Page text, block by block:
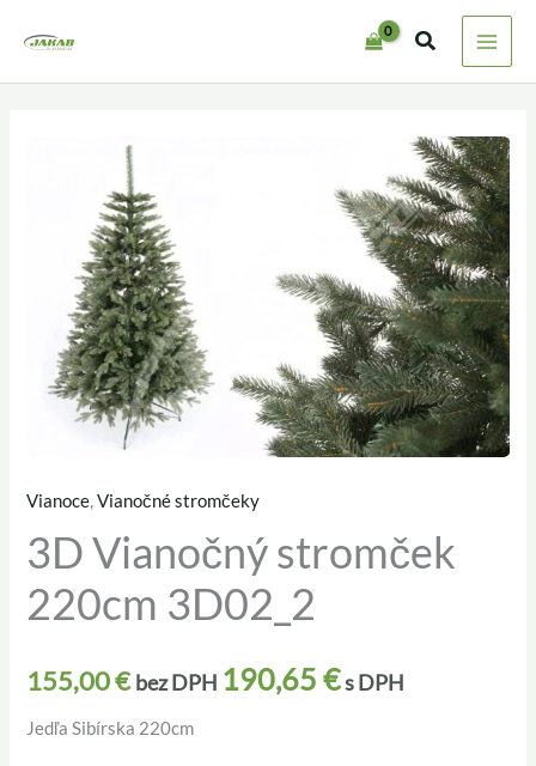
obsah
Vianoce,Vianočné stromčeky
3D Vianočný stromček
220cm 3D02_2
155,00€ bez DPH 190,65€s DPH
Jedľa Sibírska 220cm
množstvo
3D
Vianočný
stromček
3D02_2